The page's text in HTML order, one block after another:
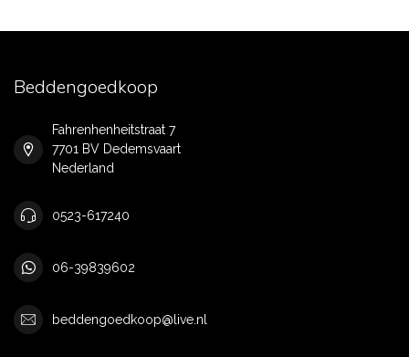
Beddengoedkoop
Fahrenhenheitstraat 7
7701 BV Dedemsvaart
Nederland
0523-617240
06-39839602
beddengoedkoop@live.nl